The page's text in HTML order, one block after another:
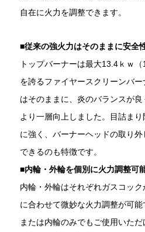
自在に火力を調整できます。
■従来の強火力はそのままに安全
トップバーナーは最大13.4ｋｗ
を誇るファイヤースクリーンバ
はそのままに、炎のバランスが
より一層向上しました。目詰ま
に強く、バーナーヘッドの取り
できるのも特徴です。
■内輪・外輪を個別に火力調整可
内輪・外輪はそれぞれガスコッ
に合わせて微妙な火力調整が可能
または内輪のみでもご使用いた